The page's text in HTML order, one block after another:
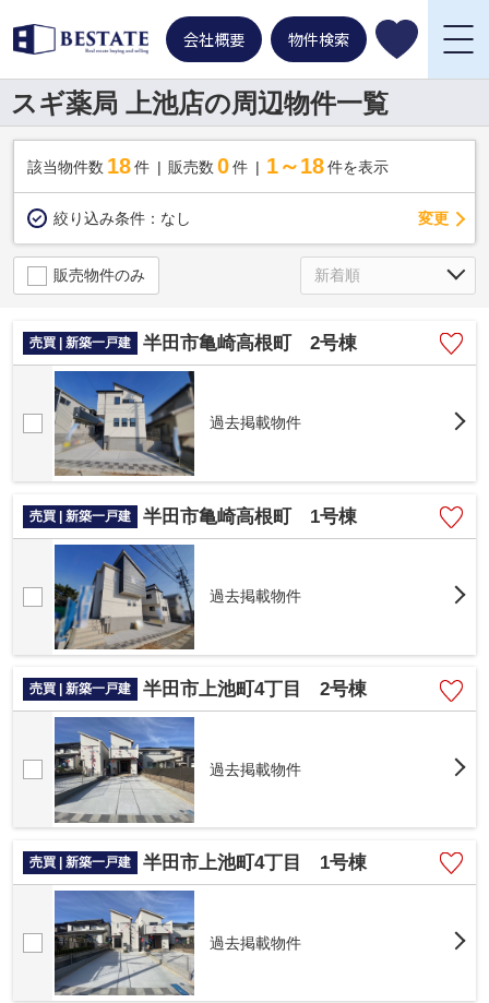
会社概要 物件検索
スギ薬局 上池店の周辺物件一覧
該当物件数 18件 販売数 0 件 1～18 件を表示
絞り込み条件： なし 変更
販売物件のみ
売買 | 新築一戸建 半田市亀崎高根町 2号棟
過去掲載物件
売買 | 新築一戸建 半田市亀崎高根町 1号棟
過去掲載物件
売買 | 新築一戸建 半田市上池町4丁目 2号棟
過去掲載物件
売買 | 新築一戸建 半田市上池町4丁目 1号棟
過去掲載物件